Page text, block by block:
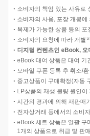
소비자의 책임 있는 사유로
소비자의 사용, 포장 개봉
복제가 가능한 상품 등의
소비자의 요청에 따라 개별
디지털 컨텐츠인 eBook,
eBook 대여 상품은 대여 기
모바일 쿠폰 등록 후 취소/
중고상품이 구매확정(자동
LP상품의 재생 불량 원인
시간의 경과에 의해 재판매
전자상거래 등에서의 소비
eBook 세트 상품은 일괄 구
1개의 상품으로 취급 및 판